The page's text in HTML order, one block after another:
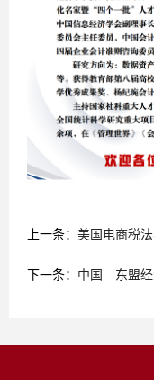
上一条： 美国电商税
下一条： 中国—东盟经济名